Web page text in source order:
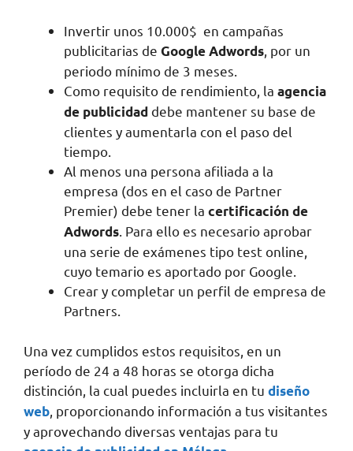
Invertir unos 10.000$ en campañas
publicitarias de Google Adwords , por un
periodo mínimo de 3 meses.
Como requisito de rendimiento, la agencia
de publicidad debe mantener su base de
clientes y aumentarla con el paso del
tiempo.
Al menos una persona afiliada a la
empresa (dos en el caso de Partner
Premier) debe tener la certificación de
Adwords . Para ello es necesario aprobar
una serie de exámenes tipo test online,
cuyo temario es aportado por Google.
Crear y completar un perfil de empresa de
Partners.
Una vez cumplidos estos requisitos, en un
período de 24 a 48 horas se otorga dicha
distinción, la cual puedes incluirla en tu diseño
web , proporcionando información a tus visitantes
y aprovechando diversas ventajas para tu